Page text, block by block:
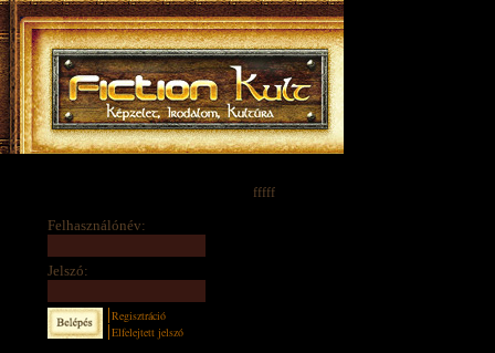
Felhasználónév:
Jelszó:
Regisztráció
Elfelejtett jelszó
fffff